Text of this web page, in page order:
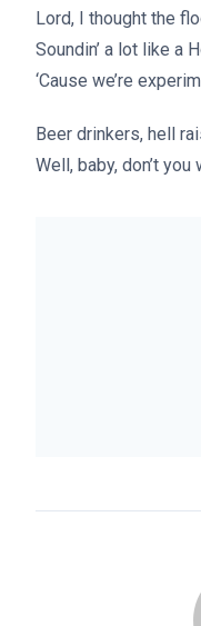
Lord, I thought the
Soundin’ a lot like a
‘Cause we’re
Beer drinkers, hell
Well, baby, don’t